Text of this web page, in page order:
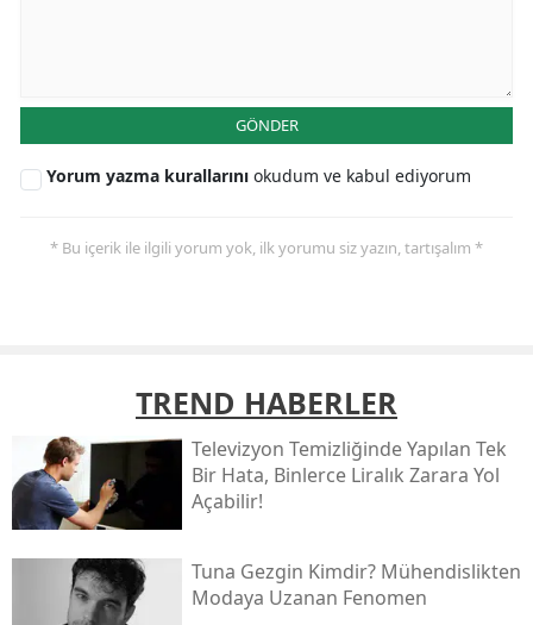
GÖNDER
Yorum yazma kurallarını okudum ve kabul ediyorum
* Bu içerik ile ilgili yorum yok, ilk yorumu siz yazın, tartışalım *
TREND HABERLER
Televizyon Temizliğinde Yapılan Tek
Bir Hata, Binlerce Liralık Zarara Yol
Açabilir!
Tuna Gezgin Kimdir? Mühendislikten
Modaya Uzanan Fenomen